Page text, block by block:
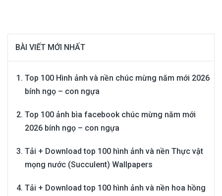
BÀI VIẾT MỚI NHẤT
Top 100 Hình ảnh và nền chúc mừng năm mới 2026
bính ngọ – con ngựa
Top 100 ảnh bìa facebook chúc mừng năm mới
2026 bính ngọ – con ngựa
Tải + Download top 100 hình ảnh và nền Thực vật
mọng nước (Succulent) Wallpapers
Tải + Download top 100 hình ảnh và nền hoa hồng